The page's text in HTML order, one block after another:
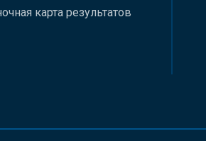
карта результатов